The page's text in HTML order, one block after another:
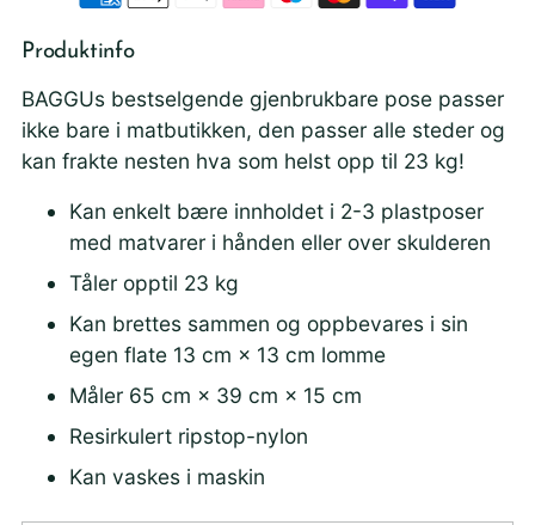
Produktinfo
BAGGUs bestselgende gjenbrukbare pose passer
ikke bare i matbutikken, den passer alle steder og
kan frakte nesten hva som helst opp til 23 kg!
Kan enkelt bære innholdet i 2-3 plastposer
med matvarer i hånden eller over skulderen
Tåler opptil 23 kg
Kan brettes sammen og oppbevares i sin
egen flate 13 cm × 13 cm lomme
Måler 65 cm × 39 cm × 15 cm
Resirkulert ripstop-nylon
Kan vaskes i maskin